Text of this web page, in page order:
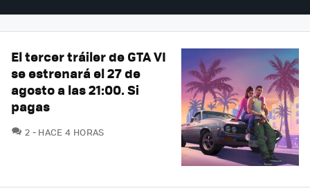
El tercer tráiler de GTA VI
se estrenará el 27 de
agosto a las 21:00. Si
pagas
2 COMENTARIOS
HACE 4 HORAS